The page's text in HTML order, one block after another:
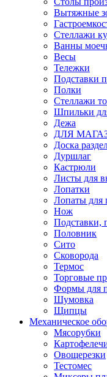
Вытяжные
Стеллажи
Ванны
Весы
Тележки
Подставки
Полки
Стеллажи
Шпильки
Дежа
ДЛЯ
Доска
Дуршлаг
Кастрюли
Листы для
Лопатки
Лопаты для
Нож
Подставки,
Половник
Сито
Сковорода
Термос
Торговые
Формы для
Шумовка
Щипцы
Механическое
Мясорубки
Овощерезки
Тестомес